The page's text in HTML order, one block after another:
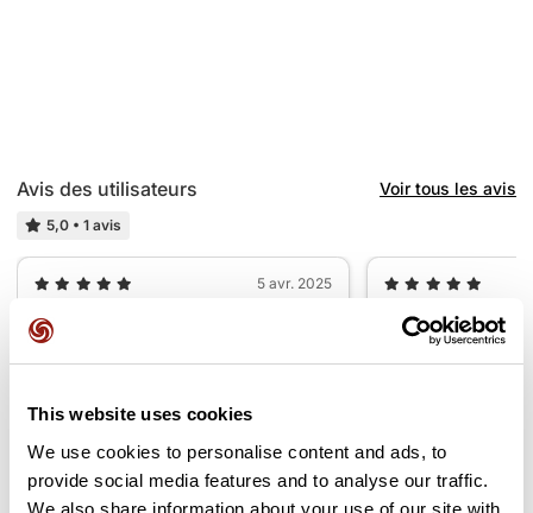
This website uses cookies
We use cookies to personalise content and ads, to
provide social media features and to analyse our traffic.
We also share information about your use of our site with
Avis des utilisateurs Voir tous les avis
5,0 • 1 avis
5 avr. 2025
Beau tour
R regis81484
Super parcours
R
Ajouter un avis